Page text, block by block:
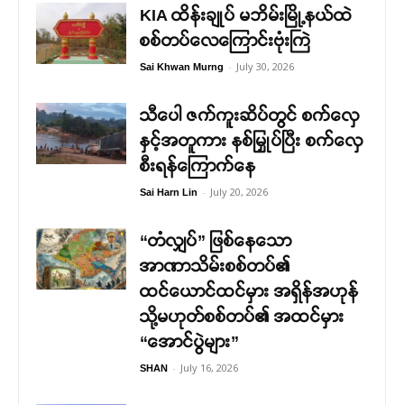
KIA ထိန်းချုပ် မဘိမ်းမြို့နယ်ထဲ
စစ်တပ်လေကြောင်းဗုံးကြဲ
Sai Khwan Murng - July 30, 2026
သီပေါ ဇက်ကူးဆိပ်တွင် စက်လှေ
နှင့်အတူကား နစ်မြှုပ်ပြီး စက်လှေ
စီးရန်ကြောက်နေ
Sai Harn Lin - July 20, 2026
“တံလျှပ်” ဖြစ်နေသော
အာဏာသိမ်းစစ်တပ်၏
ထင်ယောင်ထင်မှား အရှိန်အဟုန်
သို့မဟုတ်စစ်တပ်၏ အထင်မှား
“အောင်ပွဲများ”
SHAN - July 16, 2026